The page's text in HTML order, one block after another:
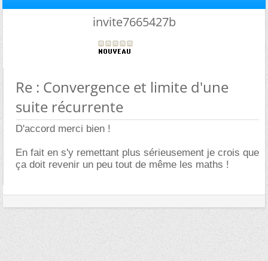
invite7665427b
Re : Convergence et limite d'une
suite récurrente
D'accord merci bien !
En fait en s'y remettant plus sérieusement je crois que
ça doit revenir un peu tout de même les maths !